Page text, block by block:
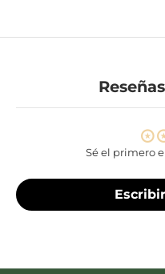
Sé el primero